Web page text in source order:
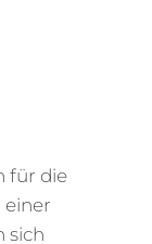
für die
einer
sich